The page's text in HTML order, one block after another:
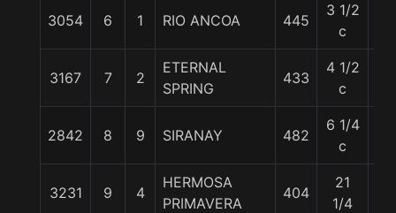
3054 6 1 RIO ANCOA 445
3 1/2
c
3167 7 2
ETERNAL
SPRING
433
4 1/2
c
2842 8 9 SIRANAY 482
6 1/4
c
3231 9 4
HERMOSA
PRIMAVERA
404
21
1/4